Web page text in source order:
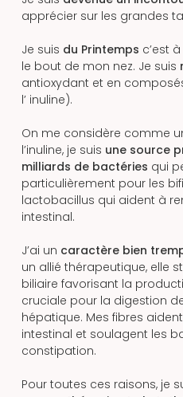
apprécier sur les grandes
Je suis du Printemps c’est
le bout de mon nez. Je suis
antioxydant et en
l’ inuline).
On me considère comme
l’inuline, je suis une source
milliards de bactéries qui
particulièrement pour les
lactobacillus qui aident à
intestinal.
J’ai un caractère bien
un allié thérapeutique, elle
biliaire favorisant la
cruciale pour la digestion
hépatique. Mes fibres
intestinal et soulagent les
constipation.
Pour toutes ces raisons, je